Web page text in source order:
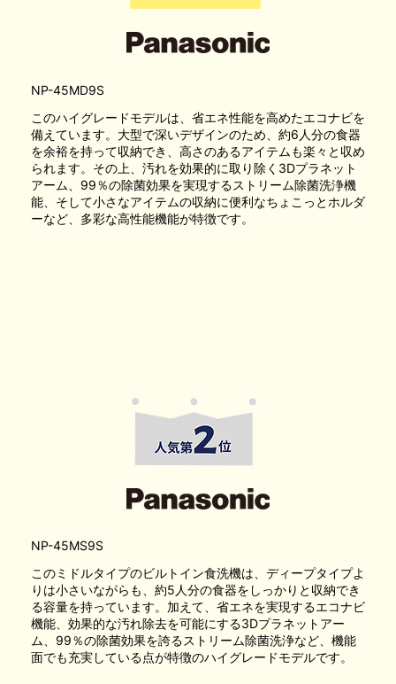
このハイグレードモデルは、省エネ性能を高めたエコナビを
備えています。大型で深いデザインのため、約6人分の食器
を余裕を持って収納でき、高さのあるアイテムも楽々と収め
られます。その上、汚れを効果的に取り除く3Dプラネット
アーム、99％の除菌効果を実現するストリーム除菌洗浄機
能、そして小さなアイテムの収納に便利なちょこっとホルダ
ーなど、多彩な高性能機能が特徴です。
NP-45MD9S
このミドルタイプのビルトイン食洗機は、ディープタイプよ
りは小さいながらも、約5人分の食器をしっかりと収納でき
る容量を持っています。加えて、省エネを実現するエコナビ
機能、効果的な汚れ除去を可能にする3Dプラネットアー
ム、99％の除菌効果を誇るストリーム除菌洗浄など、機能
面でも充実している点が特徴のハイグレードモデルです。
NP-45MS9S